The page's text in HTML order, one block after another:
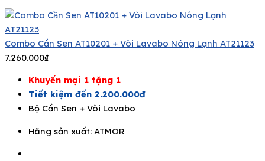
Combo Cần Sen AT10201 + Vòi Lavabo Nóng Lạnh AT21123
7.260.000₫
Khuyến mại 1 tặng 1
Tiết kiệm đến 2.200.000đ
Bộ Cần Sen + Vòi Lavabo
Hãng sản xuất: ATMOR